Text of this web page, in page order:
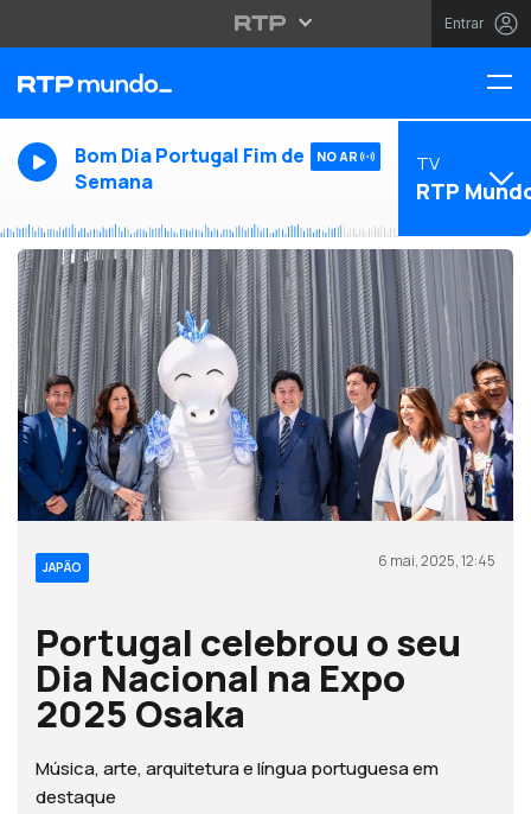
Entrar
Bom Dia Portugal Fim de
Semana
NO AR TV
RTP
JAPÃO 6 mai, 2025, 12:45
Portugal celebrou o seu
Dia Nacional na Expo
2025 Osaka
Música, arte, arquitetura e língua portuguesa em
destaque